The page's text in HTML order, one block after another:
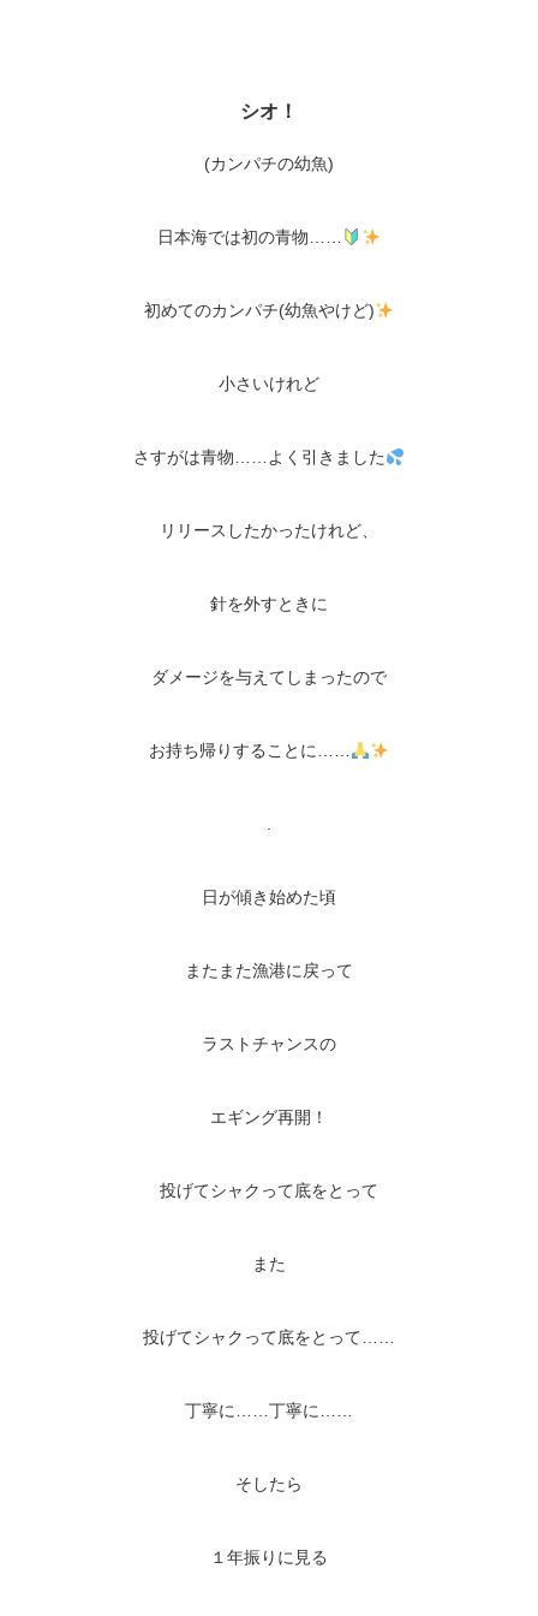
シオ！
(カンパチの幼魚)
日本海では初の青物……
初めてのカンパチ(幼魚やけど)
小さいけれど
さすがは青物……よく引きました
リリースしたかったけれど、
針を外すときに
ダメージを与えてしまったので
お持ち帰りすることに……
日が傾き始めた頃
またまた漁港に戻って
ラストチャンスの
エギング再開！
投げてシャクって底をとって
また
投げてシャクって底をとって……
丁寧に……丁寧に……
そしたら
１年振りに見る